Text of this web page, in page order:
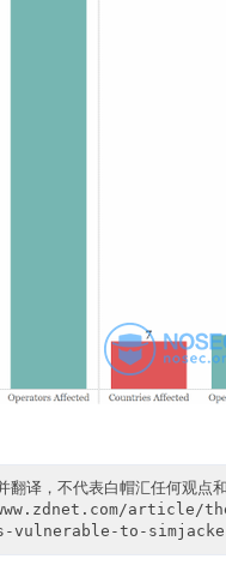
翻译，不代表白帽汇任何观点
article/